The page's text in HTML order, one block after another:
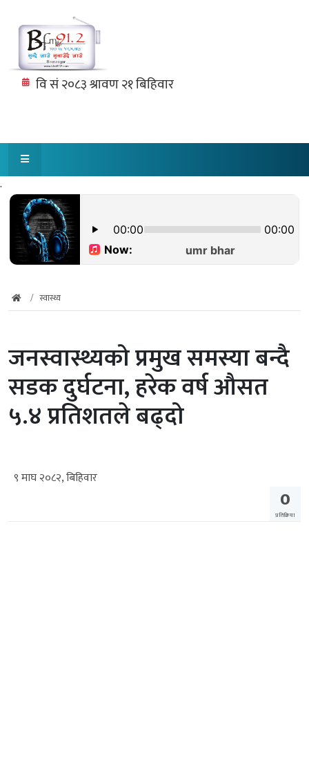
.
स्वास्थ्य
जनस्वास्थ्यको प्रमुख समस्या बन्दै
सडक दुर्घटना, हरेक वर्ष औसत
५.४ प्रतिशतले बढ्दो
९ माघ २०८२, बिहिवार
0
प्रतिक्रिया